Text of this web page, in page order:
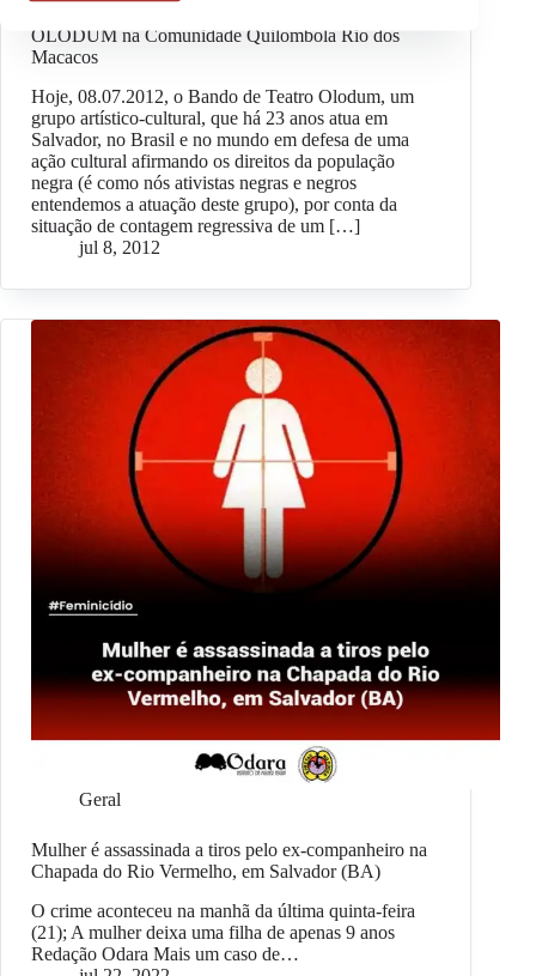
OLODUM na Comunidade Quilombola Rio dos
Macacos
Hoje, 08.07.2012, o Bando de Teatro Olodum, um
grupo artístico-cultural, que há 23 anos atua em
Salvador, no Brasil e no mundo em defesa de uma
ação cultural afirmando os direitos da população
negra (é como nós ativistas negras e negros
entendemos a atuação deste grupo), por conta da
situação de contagem regressiva de um […]
jul 8, 2012
Geral
Mulher é assassinada a tiros pelo ex-companheiro na
Chapada do Rio Vermelho, em Salvador (BA)
O crime aconteceu na manhã da última quinta-feira
(21); A mulher deixa uma filha de apenas 9 anos
Redação Odara Mais um caso de…